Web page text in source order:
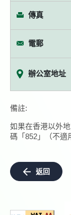
傳真
電郵
辦公室地址
備註:
如果在香港以外
碼「852」（不適
返回